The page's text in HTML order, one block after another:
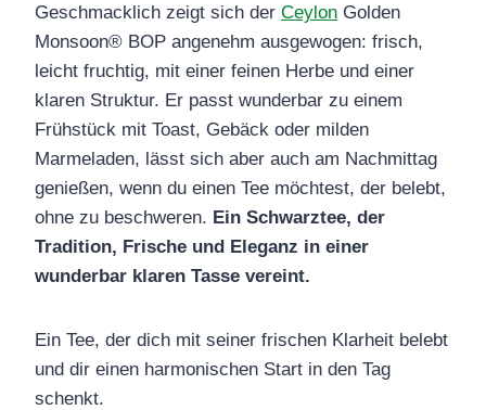
Geschmacklich zeigt sich der Ceylon Golden
Monsoon® BOP angenehm ausgewogen: frisch,
leicht fruchtig, mit einer feinen Herbe und einer
klaren Struktur. Er passt wunderbar zu einem
Frühstück mit Toast, Gebäck oder milden
Marmeladen, lässt sich aber auch am Nachmittag
genießen, wenn du einen Tee möchtest, der belebt,
ohne zu beschweren. Ein Schwarztee, der
Tradition, Frische und Eleganz in einer
wunderbar klaren Tasse vereint.
Ein Tee, der dich mit seiner frischen Klarheit belebt
und dir einen harmonischen Start in den Tag
schenkt.